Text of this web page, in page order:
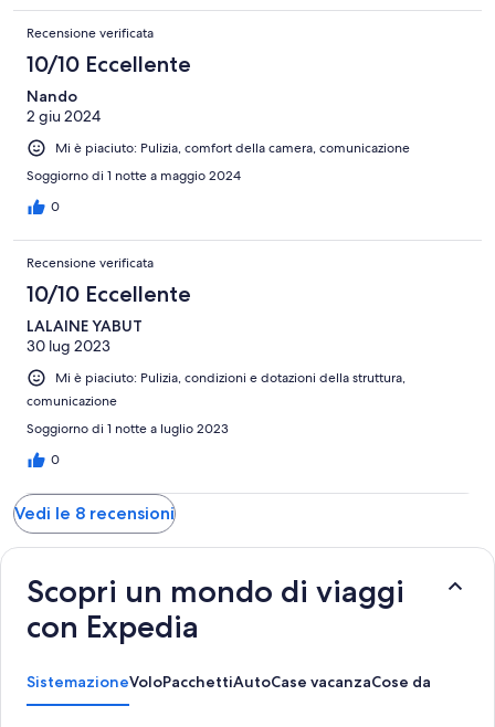
Recensione verificata
10/10 Eccellente
Nando
2 giu 2024
Mi è piaciuto: Pulizia, comfort della camera, comunicazione
Soggiorno di 1 notte a maggio 2024
0
Recensione verificata
10/10 Eccellente
LALAINE YABUT
30 lug 2023
Mi è piaciuto: Pulizia, condizioni e dotazioni della struttura,
comunicazione
Soggiorno di 1 notte a luglio 2023
0
Vedi le 8 recensioni
Scopri un mondo di viaggi
con Expedia
SistemazioneVoloPacchettiAutoCase vacanzaCose da fare